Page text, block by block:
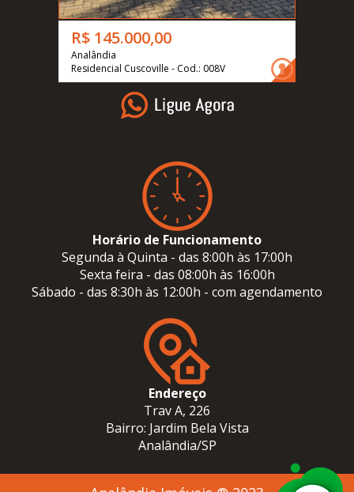
R$ 145.000,00
Analândia
Residencial Cuscoville - Cod.: 008V
Horário de Funcionamento
Segunda à Quinta - das 8:00h às 17:00h
Sexta feira - das 08:00h às 16:00h
Sábado - das 8:30h às 12:00h - com agendamento
Endereço
Trav A, 226
Bairro: Jardim Bela Vista
Analândia/SP